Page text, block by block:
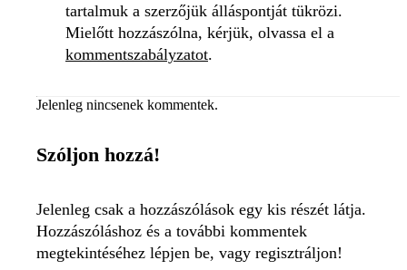
tartalmuk a szerzőjük álláspontját tükrözi.
Mielőtt hozzászólna, kérjük, olvassa el a
kommentszabályzatot.
Jelenleg nincsenek kommentek.
Szóljon hozzá!
Jelenleg csak a hozzászólások egy kis részét látja.
Hozzászóláshoz és a további kommentek
megtekintéséhez lépjen be, vagy regisztráljon!